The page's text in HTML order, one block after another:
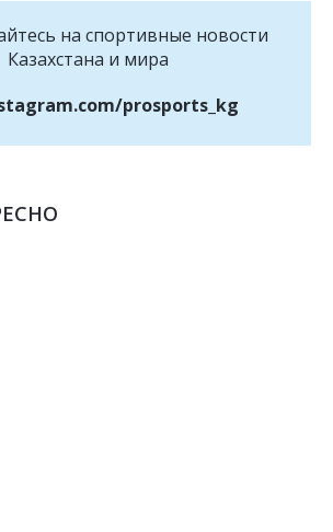
на cпортивные новости
Казахстана и мира
prosports_kg